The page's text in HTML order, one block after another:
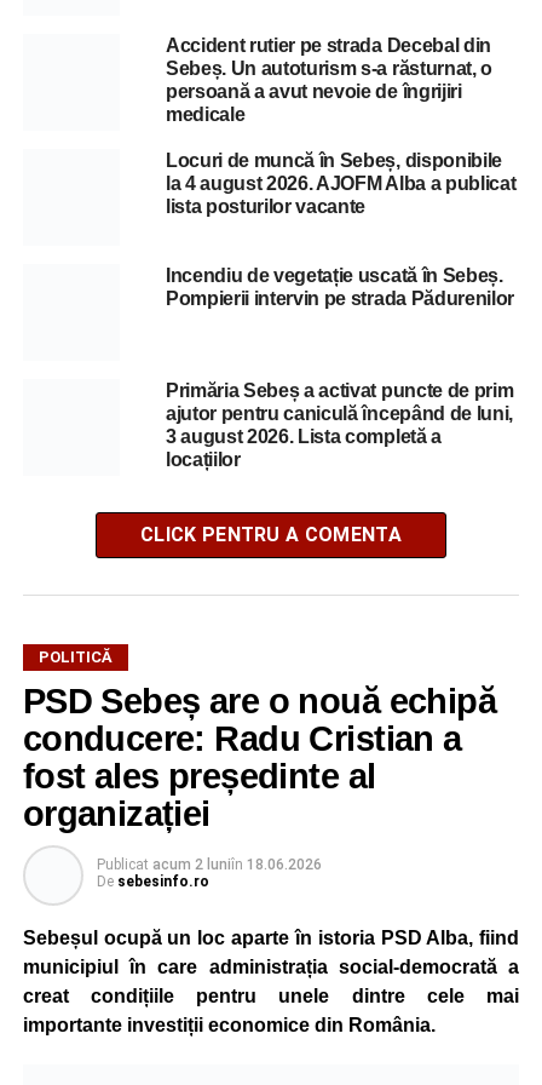
Accident rutier pe strada Decebal din
Sebeș. Un autoturism s-a răsturnat, o
persoană a avut nevoie de îngrijiri
medicale
Locuri de muncă în Sebeș, disponibile
la 4 august 2026. AJOFM Alba a publicat
lista posturilor vacante
Incendiu de vegetație uscată în Sebeș.
Pompierii intervin pe strada Pădurenilor
Primăria Sebeș a activat puncte de prim
ajutor pentru caniculă începând de luni,
3 august 2026. Lista completă a
locațiilor
CLICK PENTRU A COMENTA
POLITICĂ
PSD Sebeș are o nouă echipă
conducere: Radu Cristian a
fost ales președinte al
organizației
Publicat acum 2 luniîn 18.06.2026
De sebesinfo.ro
Sebeșul ocupă un loc aparte în istoria PSD Alba, fiind
municipiul în care administrația social-democrată a
creat condițiile pentru unele dintre cele mai
importante investiții economice din România.